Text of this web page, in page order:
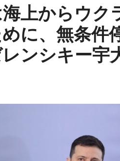
ウクルインフォルム
ウクルインフォルムについ
て
コンタクト
上からウク
に、無条件
ンシキー宇